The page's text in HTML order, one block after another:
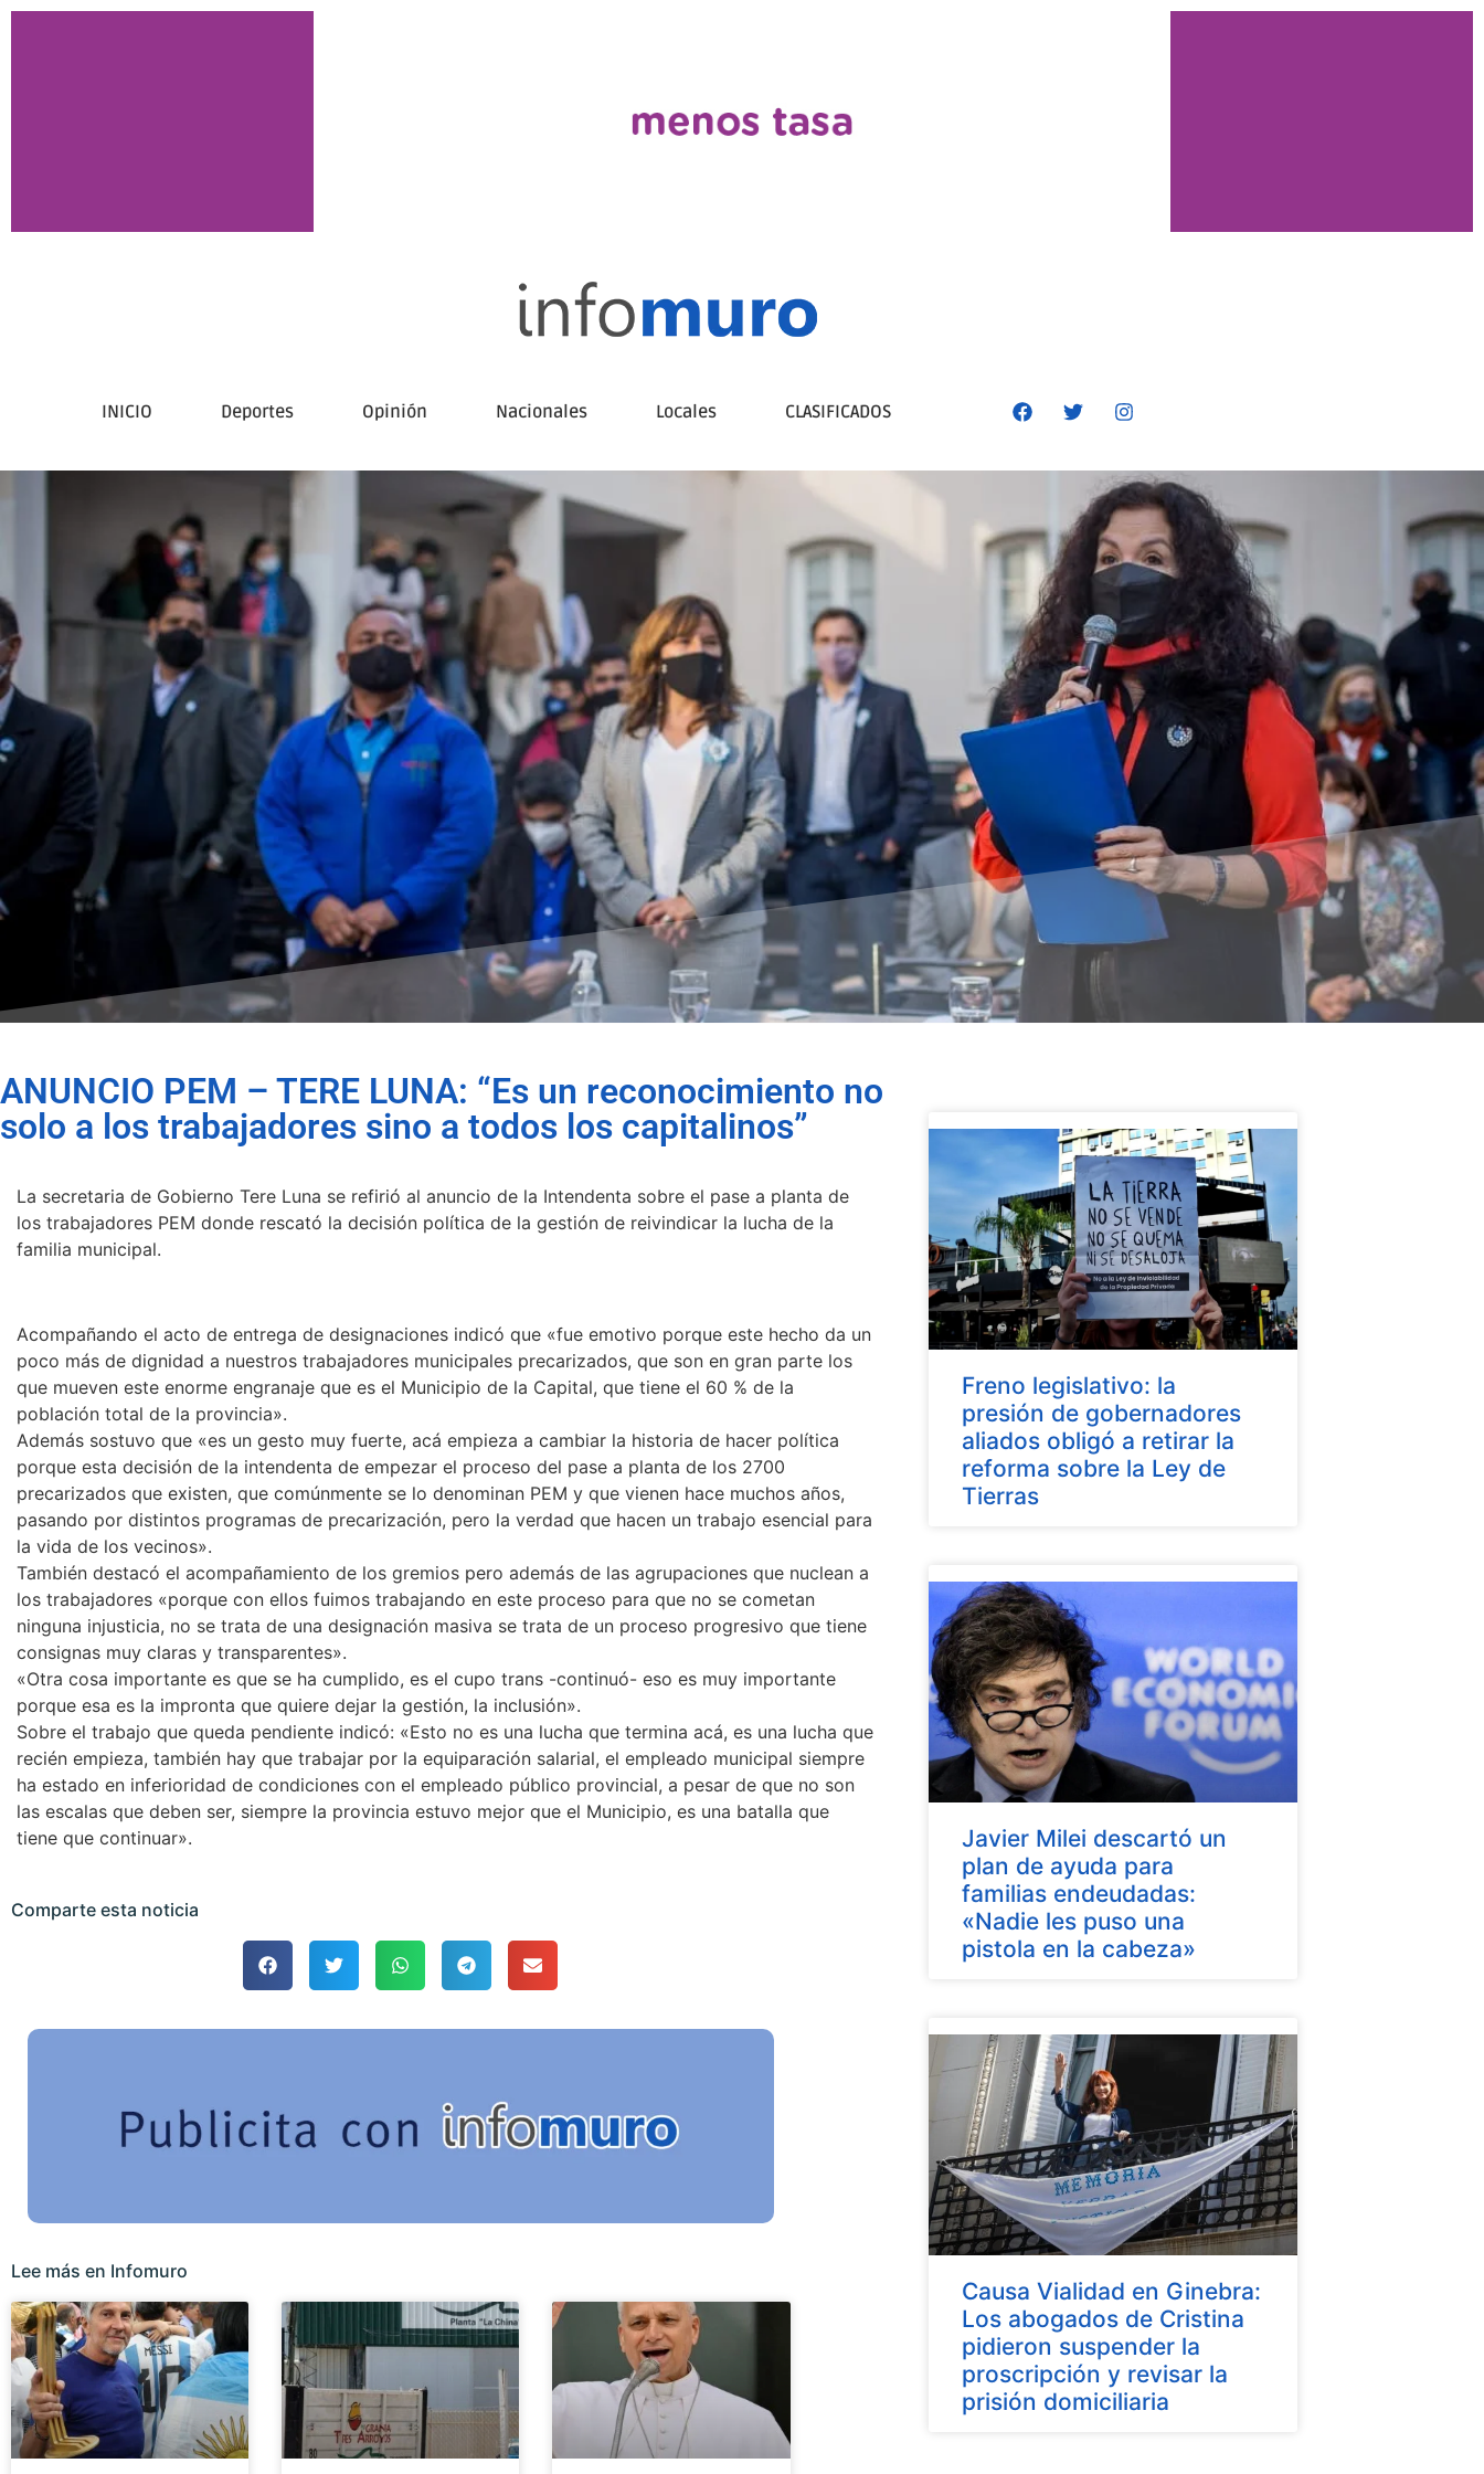
INICIO Deportes Opinión Nacionales Locales CLASIFICADOS
ANUNCIO PEM – TERE LUNA: “Es un reconocimiento no
solo a los trabajadores sino a todos los capitalinos”
La secretaria de Gobierno Tere Luna se refirió al anuncio de la Intendenta sobre el pase a planta de
los trabajadores PEM donde rescató la decisión política de la gestión de reivindicar la lucha de la
familia municipal.
Acompañando el acto de entrega de designaciones indicó que «fue emotivo porque este hecho da un
poco más de dignidad a nuestros trabajadores municipales precarizados, que son en gran parte los
que mueven este enorme engranaje que es el Municipio de la Capital, que tiene el 60 % de la
población total de la provincia».
Además sostuvo que «es un gesto muy fuerte, acá empieza a cambiar la historia de hacer política
porque esta decisión de la intendenta de empezar el proceso del pase a planta de los 2700
precarizados que existen, que comúnmente se lo denominan PEM y que vienen hace muchos años,
pasando por distintos programas de precarización, pero la verdad que hacen un trabajo esencial para
la vida de los vecinos».
También destacó el acompañamiento de los gremios pero además de las agrupaciones que nuclean a
los trabajadores «porque con ellos fuimos trabajando en este proceso para que no se cometan
ninguna injusticia, no se trata de una designación masiva se trata de un proceso progresivo que tiene
consignas muy claras y transparentes».
«Otra cosa importante es que se ha cumplido, es el cupo trans -continuó- eso es muy importante
porque esa es la impronta que quiere dejar la gestión, la inclusión».
Sobre el trabajo que queda pendiente indicó: «Esto no es una lucha que termina acá, es una lucha que
recién empieza, también hay que trabajar por la equiparación salarial, el empleado municipal siempre
ha estado en inferioridad de condiciones con el empleado público provincial, a pesar de que no son
las escalas que deben ser, siempre la provincia estuvo mejor que el Municipio, es una batalla que
tiene que continuar».
Comparte esta noticia
Lee más en Infomuro
Freno legislativo: la
presión de gobernadores
aliados obligó a retirar la
reforma sobre la Ley de
Tierras
Javier Milei descartó un
plan de ayuda para
familias endeudadas:
«Nadie les puso una
pistola en la cabeza»
Causa Vialidad en Ginebra:
Los abogados de Cristina
pidieron suspender la
proscripción y revisar la
prisión domiciliaria